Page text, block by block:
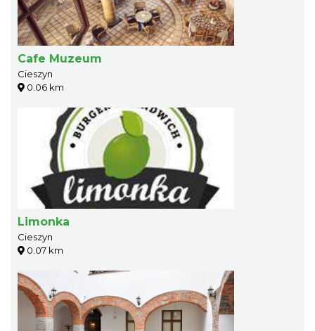
Cafe Muzeum
Cieszyn
0.06 km
Limonka
Cieszyn
0.07 km